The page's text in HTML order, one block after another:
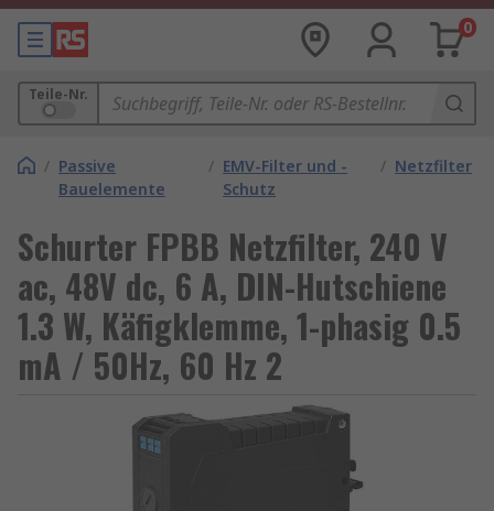
0
Teile-Nr.
/ Passive
Bauelemente
/ EMV-Filter und -
Schutz
/ Netzfilter
Schurter FPBB Netzfilter, 240 V
ac, 48V dc, 6 A, DIN-Hutschiene
1.3 W, Käfigklemme, 1-phasig 0.5
mA / 50Hz, 60 Hz 2